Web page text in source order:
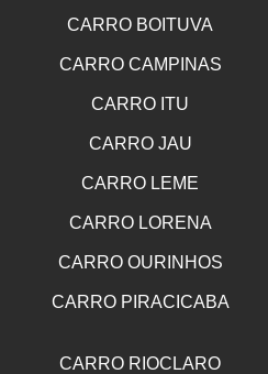
CARRO BOITUVA
CARRO CAMPINAS
CARRO ITU
CARRO JAU
CARRO LEME
CARRO LORENA
CARRO OURINHOS
CARRO PIRACICABA
CARRO RIOCLARO